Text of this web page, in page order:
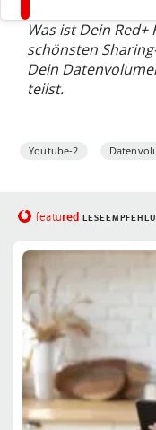
Was ist Dein
schönsten
Dein
teilst.
Youtube-2
featured